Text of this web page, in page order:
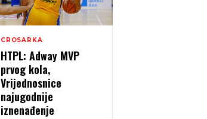
CROSARKA
HTPL: Adway MVP
prvog kola,
Vrijednosnice
najugodnije
iznenađenje